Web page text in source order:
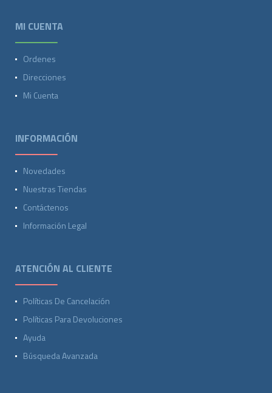
MI CUENTA
Ordenes
Direcciones
Mi Cuenta
INFORMACIÓN
Novedades
Nuestras Tiendas
Contáctenos
Información Legal
ATENCIÓN AL CLIENTE
Políticas De Cancelación
Políticas Para Devoluciones
Ayuda
Búsqueda Avanzada